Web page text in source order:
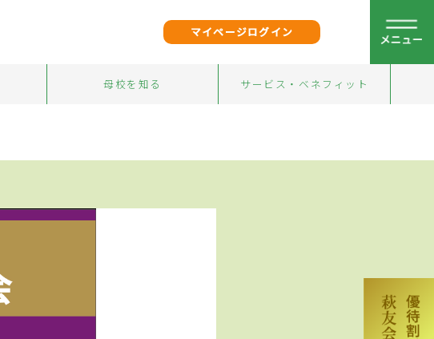
母校を知る サービス・ベネフィット
マイページログイン